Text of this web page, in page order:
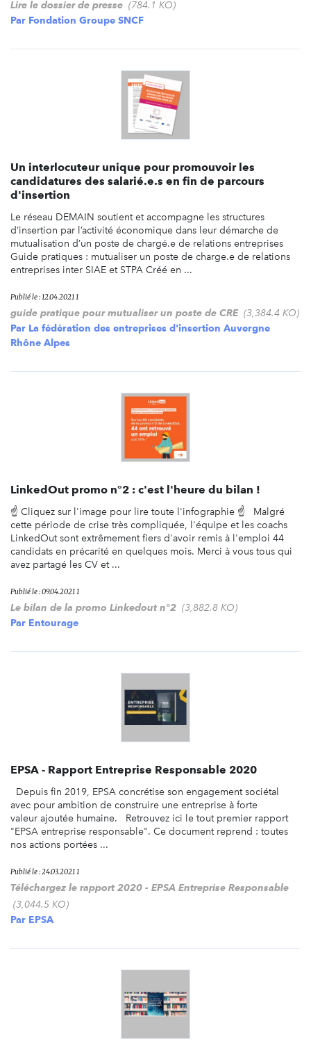
Lire le dossier de presse (784.1 KO)
Par Fondation Groupe SNCF
Un interlocuteur unique pour promouvoir les
candidatures des salarié.e.s en fin de parcours
d'insertion
Le réseau DEMAIN soutient et accompagne les structures
d’insertion par l’activité économique dans leur démarche de
mutualisation d’un poste de chargé.e de relations entreprises
Guide pratiques : mutualiser un poste de charge.e de relations
entreprises inter SIAE et STPA Créé en ...
Publié le : 12.04.2021 1
guide pratique pour mutualiser un poste de CRE (3,384.4 KO)
Par La fédération des entreprises d'insertion Auvergne
Rhône Alpes
LinkedOut promo n°2 : c'est l'heure du bilan !
☝️ Cliquez sur l'image pour lire toute l'infographie ☝️ Malgré
cette période de crise très compliquée, l'équipe et les coachs
LinkedOut sont extrêmement fiers d'avoir remis à l'emploi 44
candidats en précarité en quelques mois. Merci à vous tous qui
avez partagé les CV et ...
Publié le : 09.04.2021 1
Le bilan de la promo Linkedout n°2 (3,882.8 KO)
Par Entourage
EPSA - Rapport Entreprise Responsable 2020
Depuis fin 2019, EPSA concrétise son engagement sociétal
avec pour ambition de construire une entreprise à forte
valeur ajoutée humaine. Retrouvez ici le tout premier rapport
"EPSA entreprise responsable". Ce document reprend : toutes
nos actions portées ...
Publié le : 24.03.2021 1
Téléchargez le rapport 2020 - EPSA Entreprise Responsable
(3,044.5 KO)
Par EPSA